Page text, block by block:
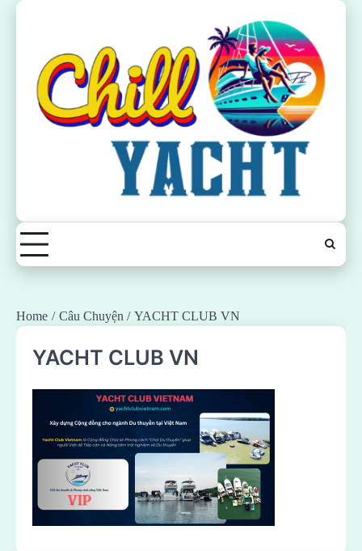
Skip
Home Câu Chuyện YACHT CLUB VN
YACHT CLUB VN